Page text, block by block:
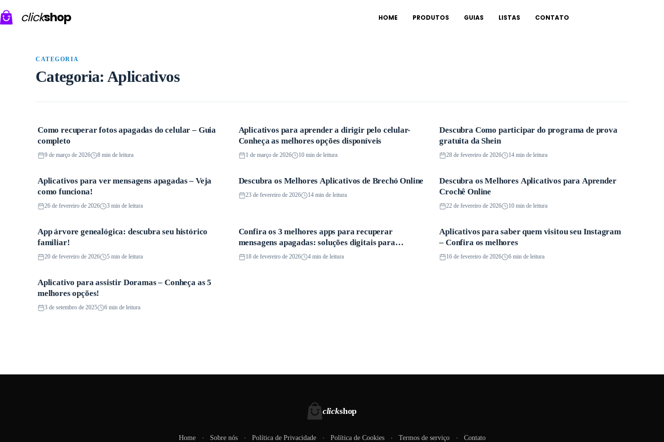
para
o
clickshop HOME PRODUTOS GUIAS LISTAS CONTATO
CATEGORIA
Categoria: Aplicativos
Aplicativos
Como recuperar fotos apagadas do celular – Guia
completo
9 de março de 2026 8 min de leitura
Aplicativos
Aplicativos para aprender a dirigir pelo celular-
Conheça as melhores opções disponíveis
1 de março de 2026 10 min de leitura
Aplicativos
Descubra Como participar do programa de prova
gratuita da Shein
28 de fevereiro de 2026 14 min de leitura
Aplicativos
Aplicativos para ver mensagens apagadas – Veja
como funciona!
26 de fevereiro de 2026 3 min de leitura
Aplicativos
Descubra os Melhores Aplicativos de Brechó Online
23 de fevereiro de 2026 14 min de leitura
Aplicativos
Descubra os Melhores Aplicativos para Aprender
Crochê Online
22 de fevereiro de 2026 10 min de leitura
Aplicativos
App árvore genealógica: descubra seu histórico
familiar!
20 de fevereiro de 2026 5 min de leitura
Aplicativos
Confira os 3 melhores apps para recuperar
mensagens apagadas: soluções digitais para
conversas perdidas
18 de fevereiro de 2026 4 min de leitura
Aplicativos
Aplicativos para saber quem visitou seu Instagram
– Confira os melhores
16 de fevereiro de 2026 6 min de leitura
Aplicativos
Aplicativo para assistir Doramas – Conheça as 5
melhores opções!
3 de setembro de 2025 6 min de leitura
clickshop
Home Sobre nós Política de Privacidade Política de Cookies Termos de serviço Contato